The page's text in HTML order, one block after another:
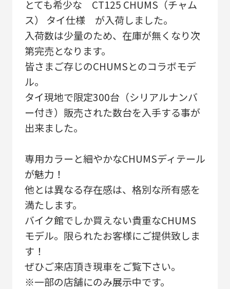
とても希少な CT125 CHUMS（チャム
ス） タイ仕様 が入荷しました。
入荷数は少量のため、在庫が無くなり次
第完売となります。
皆さまご存じのCHUMSとのコラボモデ
ル。
タイ現地で限定300台（シリアルナンバ
ー付き）販売された数台を入手する事が
出来ました。
専用カラーと細やかなCHUMSディテール
が魅力！
他とは異なる存在感は、格別な所有感を
満たします。
バイク館でしか買えない貴重なCHUMS
モデル。限られたお客様にご提供致しま
す！
ぜひご来店頂き現車をご覧下さい。
※一部の店舗にのみ展示中です。